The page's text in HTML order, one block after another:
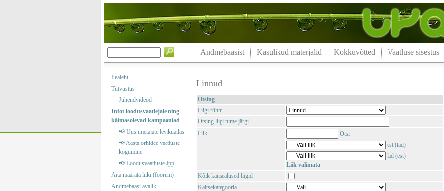
Andmebaasist Kasulikud materjalid Kokkuvõtted Vaatluse sisestus
Pealeht
Tutvustus
Juhendvideod
Infot loodusvaatlejale ning
käimasolevad kampaaniad
📢 Uus imetajate levikuatlas
📢 Aasta orhidee vaatluste
kogumine
📢 Loodusvaatluste äpp
Aita määrata liiki (foorum)
Andmebaasi avalik
Linnud
Otsing
Liigi rühm
Otsing liigi nime järgi
Liik
Otsi
est (lad)
lad (est)
Liik valimata
Kõik kaitsealused liigid
Kaitsekategooria